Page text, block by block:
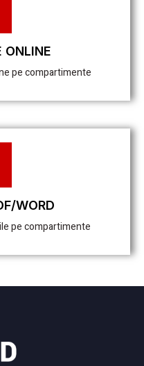
ONLINE
pe compartimente
WORD
pe compartimente